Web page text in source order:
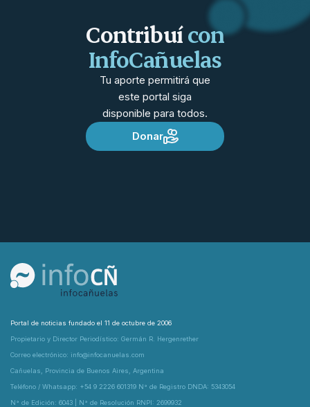
Contribuícon
InfoCañuelas
Tu aporte permitirá que
este portal siga
disponible para todos.
Donar
Portal de noticias fundado el 11 de octubre de 2006
Propietario y Director Periodístico: Germán R. Hergenrether
Correo electrónico: info@infocanuelas.com
Cañuelas, Provincia de Buenos Aires, Argentina
Teléfono / Whatsapp: +54 9 2226 601319 N° de Registro DNDA: 5343054
N° de Edición: 6043 | N° de Resolución RNPI: 2699932